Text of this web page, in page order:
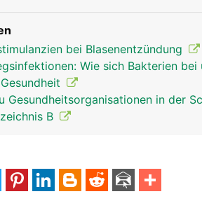
bei Blasenentzündung
Wie sich Bakterien bei
Gesundheitsorganisationen in der
B